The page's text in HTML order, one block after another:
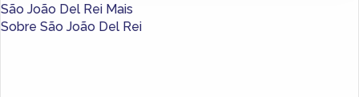
São João Del Rei Mais
Sobre São João Del Rei